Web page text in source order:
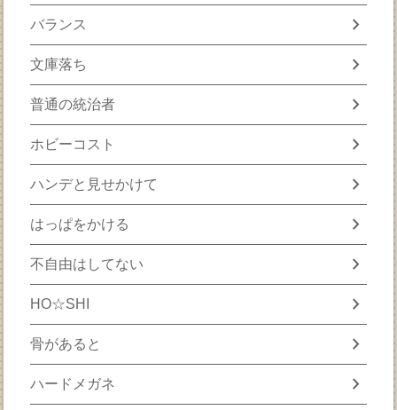
バランス chevron_right
文庫落ち chevron_right
普通の統治者 chevron_right
ホビーコスト chevron_right
ハンデと見せかけて chevron_right
はっぱをかける chevron_right
不自由はしてない chevron_right
HO☆SHI chevron_right
骨があると chevron_right
ハードメガネ chevron_right